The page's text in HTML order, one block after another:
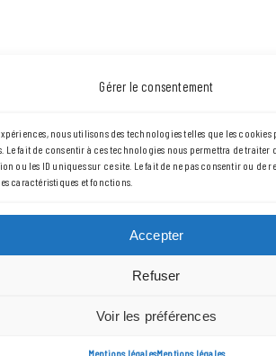
Gérer le consentement
nous utilisons des technologies telles que les
Le fait de consentir à ces technologies nous permettra de traiter
ou les ID uniques sur ce site. Le fait de ne pas consentir ou de
caractéristiques et fonctions.
Accepter
Refuser
Voir les préférences
Mentions légalesMentions légales